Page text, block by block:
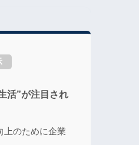
活”が注目され
上のために企業